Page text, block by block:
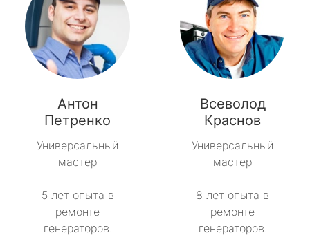
Антон
Петренко
Универсальный
мастер
5 лет опыта в
ремонте
генераторов.
Всеволод
Краснов
Универсальный
мастер
8 лет опыта в
ремонте
генераторов.